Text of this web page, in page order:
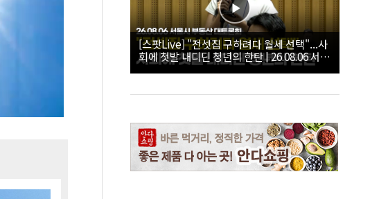
[스팟Live] "전셋집 구하려다 월세 선택"...사
회에 첫발 내디딘 청년의 한탄 | 26.08.06 서울
시 부동산 대토론회